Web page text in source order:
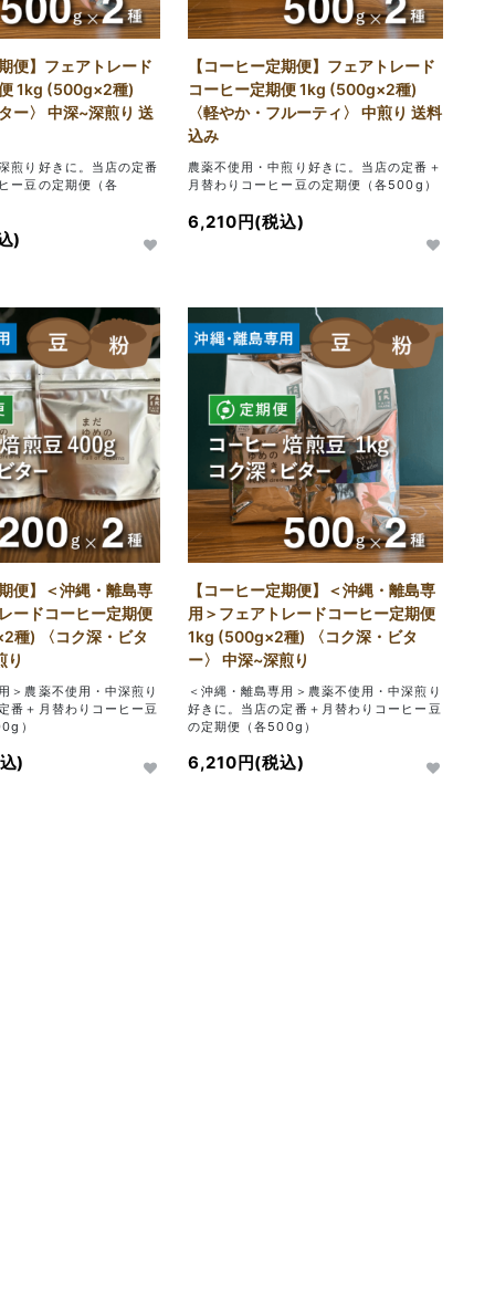
便】フェアトレード
1kg (500g×2種)
ー〉 中深~深煎り 送
煎り好きに。当店の定番
ー豆の定期便（各
)
【コーヒー定期便】フェアトレード
コーヒー定期便 1kg (500g×2種)
〈軽やか・フルーティ〉 中煎り 送料
込み
農薬不使用・中煎り好きに。当店の定番＋
月替わりコーヒー豆の定期便（各500g）
6,210円(税込)
便】＜沖縄・離島専
ードコーヒー定期便
種) 〈コク深・ビタ
り
＞農薬不使用・中深煎り
番＋月替わりコーヒー豆
）
)
【コーヒー定期便】＜沖縄・離島専
用＞フェアトレードコーヒー定期便
1kg (500g×2種) 〈コク深・ビタ
ー〉 中深~深煎り
＜沖縄・離島専用＞農薬不使用・中深煎り
好きに。当店の定番＋月替わりコーヒー豆
の定期便（各500g）
6,210円(税込)